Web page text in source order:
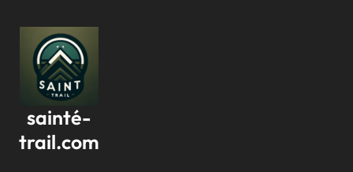
contenu
sainté-
trail.com